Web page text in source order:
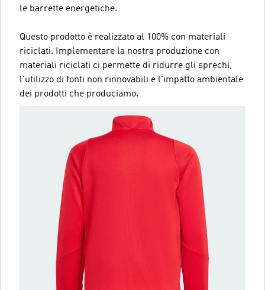
le barrette energetiche.
Questo prodotto è realizzato al 100% con materiali
riciclati. Implementare la nostra produzione con
materiali riciclati ci permette di ridurre gli sprechi,
l'utilizzo di fonti non rinnovabili e l'impatto ambientale
dei prodotti che produciamo.